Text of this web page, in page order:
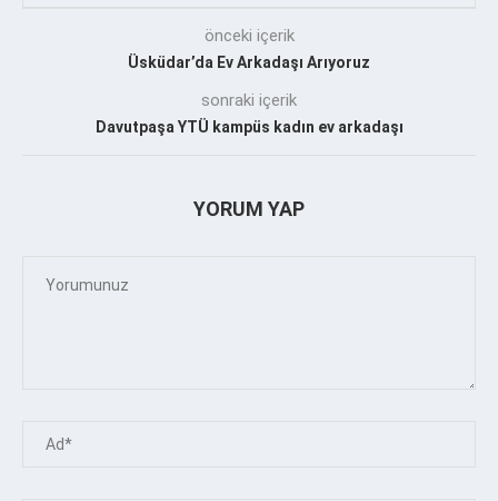
önceki içerik
Üsküdar’da Ev Arkadaşı Arıyoruz
sonraki içerik
Davutpaşa YTÜ kampüs kadın ev arkadaşı
YORUM YAP